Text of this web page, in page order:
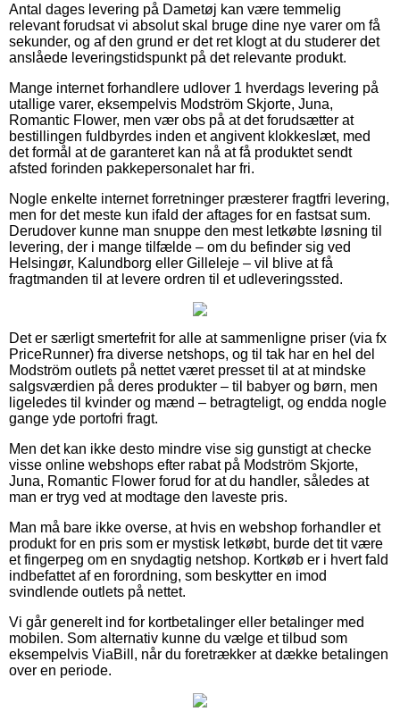
Antal dages levering på Dametøj kan være temmelig
relevant forudsat vi absolut skal bruge dine nye varer om få
sekunder, og af den grund er det ret klogt at du studerer det
anslåede leveringstidspunkt på det relevante produkt.
Mange internet forhandlere udlover 1 hverdags levering på
utallige varer, eksempelvis Modström Skjorte, Juna,
Romantic Flower, men vær obs på at det forudsætter at
bestillingen fuldbyrdes inden et angivent klokkeslæt, med
det formål at de garanteret kan nå at få produktet sendt
afsted forinden pakkepersonalet har fri.
Nogle enkelte internet forretninger præsterer fragtfri levering,
men for det meste kun ifald der aftages for en fastsat sum.
Derudover kunne man snuppe den mest letkøbte løsning til
levering, der i mange tilfælde – om du befinder sig ved
Helsingør, Kalundborg eller Gilleleje – vil blive at få
fragtmanden til at levere ordren til et udleveringssted.
Det er særligt smertefrit for alle at sammenligne priser (via fx
PriceRunner) fra diverse netshops, og til tak har en hel del
Modström outlets på nettet været presset til at at mindske
salgsværdien på deres produkter – til babyer og børn, men
ligeledes til kvinder og mænd – betragteligt, og endda nogle
gange yde portofri fragt.
Men det kan ikke desto mindre vise sig gunstigt at checke
visse online webshops efter rabat på Modström Skjorte,
Juna, Romantic Flower forud for at du handler, således at
man er tryg ved at modtage den laveste pris.
Man må bare ikke overse, at hvis en webshop forhandler et
produkt for en pris som er mystisk letkøbt, burde det tit være
et fingerpeg om en snydagtig netshop. Kortkøb er i hvert fald
indbefattet af en forordning, som beskytter en imod
svindlende outlets på nettet.
Vi går generelt ind for kortbetalinger eller betalinger med
mobilen. Som alternativ kunne du vælge et tilbud som
eksempelvis ViaBill, når du foretrækker at dække betalingen
over en periode.